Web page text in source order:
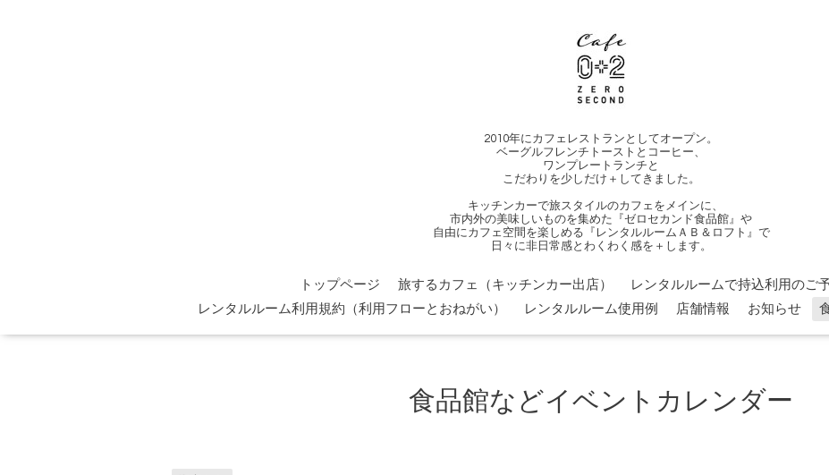
2010年にカフェレストランとしてオープン。
ベーグルフレンチトーストとコーヒー、
ワンプレートランチと
こだわりを少しだけ＋してきました。
キッチンカーで旅スタイルのカフェをメインに、
市内外の美味しいものを集めた『ゼロセカンド食品館』や
自由にカフェ空間を楽しめる『レンタルルームＡＢ＆ロフト』で
日々に非日常感とわくわく感を＋します。
トップページ 旅するカフェ（キッチンカー出店）
レンタルルームで持込利用のご
レンタルルーム利用規約（利用フローとおねがい）
レンタルルーム使用例 店舗情報 お知らせ
食品館などイベントカレンダー